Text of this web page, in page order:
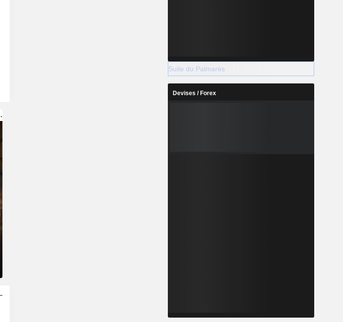
Suite du Palmarès
Devises / Forex